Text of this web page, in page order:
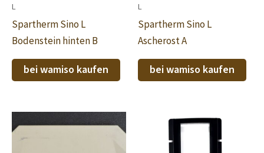
L
Spartherm Sino L
Bodenstein hinten B
bei wamiso kaufen
L
Spartherm Sino L
Ascherost A
bei wamiso kaufen